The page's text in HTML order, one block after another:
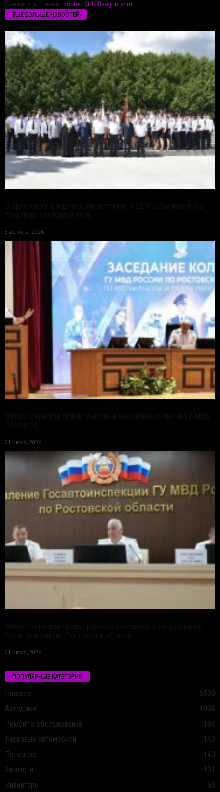
Свяжитесь с нами: contact@100vagonov.ru
ЕЩЁ БОЛЬШЕ НОВОСТЕЙ
3 августа, 2026
21 июля, 2026
21 июля, 2026
ПОПУЛЯРНЫЕ КАТЕГОРИИ
Новости
6520
Автодома
1034
Ремонт и обслуживание
184
Легковые автомобили
143
Полезное
140
Запчасти
131
Инвентарь
60